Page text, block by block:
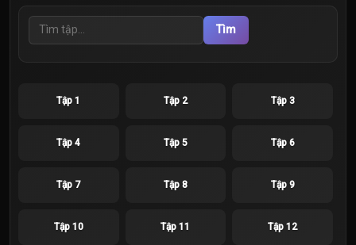
Tìm
Tập 1 Tập 2 Tập 3
Tập 4 Tập 5 Tập 6
Tập 7 Tập 8 Tập 9
Tập 10 Tập 11 Tập 12